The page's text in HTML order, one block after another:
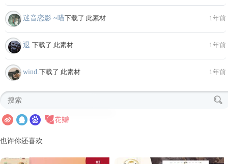
迷音恋影 ~喵下载了 此素材 1年前
退. 下载了 此素材 1年前
wind. 下载了 此素材 1年前
也许你还喜欢